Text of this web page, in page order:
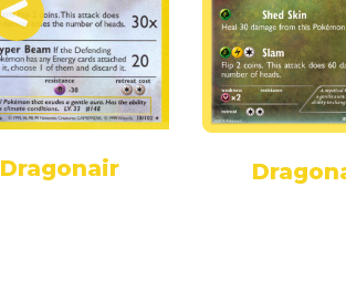
Dragonair